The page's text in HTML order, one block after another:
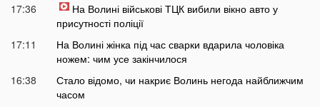
17:36
На Волині військові ТЦК вибили вікно авто у
присутності поліції
17:11
На Волині жінка під час сварки вдарила чоловіка
ножем: чим усе закінчилося
16:38
Стало відомо, чи накриє Волинь негода найближчим
часом